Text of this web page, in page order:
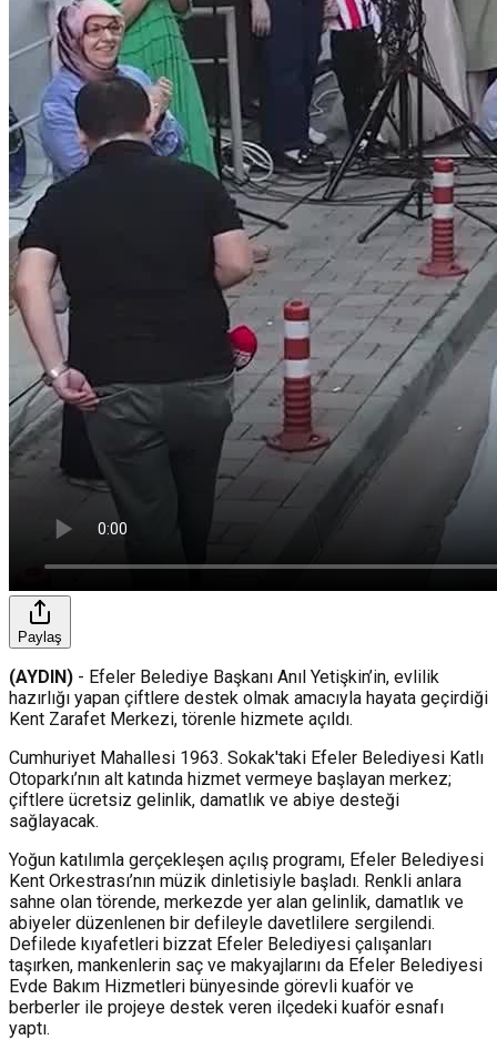
Paylaş
(AYDIN) - Efeler Belediye Başkanı Anıl Yetişkin’in, evlilik
hazırlığı yapan çiftlere destek olmak amacıyla hayata geçirdiği
Kent Zarafet Merkezi, törenle hizmete açıldı.
Cumhuriyet Mahallesi 1963. Sokak'taki Efeler Belediyesi Katlı
Otoparkı’nın alt katında hizmet vermeye başlayan merkez;
çiftlere ücretsiz gelinlik, damatlık ve abiye desteği
sağlayacak.
Yoğun katılımla gerçekleşen açılış programı, Efeler Belediyesi
Kent Orkestrası’nın müzik dinletisiyle başladı. Renkli anlara
sahne olan törende, merkezde yer alan gelinlik, damatlık ve
abiyeler düzenlenen bir defileyle davetlilere sergilendi.
Defilede kıyafetleri bizzat Efeler Belediyesi çalışanları
taşırken, mankenlerin saç ve makyajlarını da Efeler Belediyesi
Evde Bakım Hizmetleri bünyesinde görevli kuaför ve
berberler ile projeye destek veren ilçedeki kuaför esnafı
yaptı.